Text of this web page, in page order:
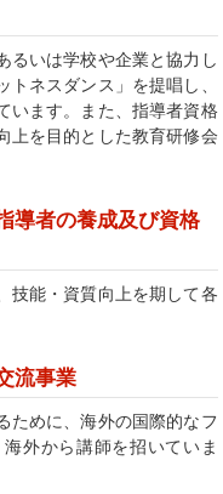
るいは学校や企業と協力し
ネスダンス」を提唱し、
います。また、指導者資格
上を目的とした教育研修会
導者の養成及び資格
技能・資質向上を期して各
流事業
ために、海外の国際的なフ
外から講師を招いていま